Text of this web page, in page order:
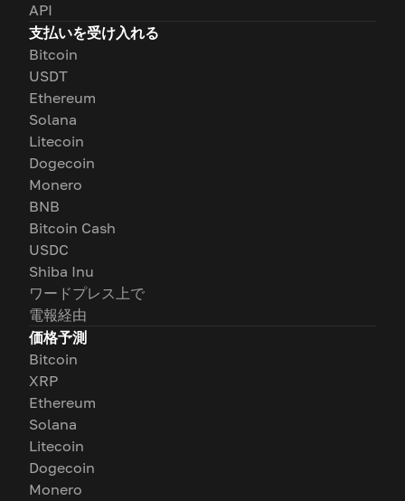
API
支払いを受け入れる
Bitcoin
USDT
Ethereum
Solana
Litecoin
Dogecoin
Monero
BNB
Bitcoin Cash
USDC
Shiba Inu
ワードプレス上で
電報経由
価格予測
Bitcoin
XRP
Ethereum
Solana
Litecoin
Dogecoin
Monero